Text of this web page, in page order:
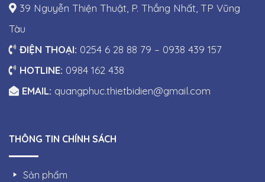
39 Nguyễn Thiện Thuật, P. Thắng Nhất, TP Vũng
Tàu
ĐIỆN THOẠI: 0254 6 28 88 79 – 0938 439 157
HOTLINE: 0984 162 438
EMAIL: quangphuc.thietbidien@gmail.com
THÔNG TIN CHÍNH SÁCH
Sản phẩm